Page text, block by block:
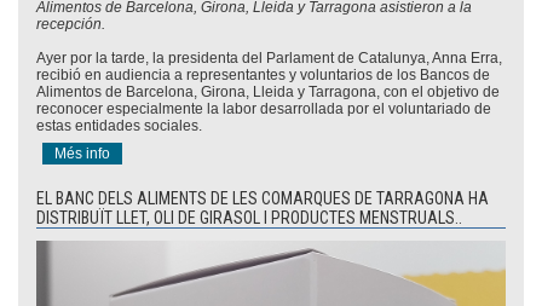
Alimentos de Barcelona, Girona, Lleida y Tarragona asistieron a la
recepción.
Ayer por la tarde, la presidenta del Parlament de Catalunya, Anna Erra,
recibió en audiencia a representantes y voluntarios de los Bancos de
Alimentos de Barcelona, Girona, Lleida y Tarragona, con el objetivo de
reconocer especialmente la labor desarrollada por el voluntariado de
estas entidades sociales.
Més info
EL BANC DELS ALIMENTS DE LES COMARQUES DE TARRAGONA HA
DISTRIBUÏT LLET, OLI DE GIRASOL I PRODUCTES MENSTRUALS..